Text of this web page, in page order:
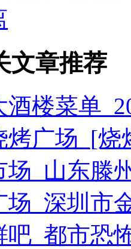
文章推荐
楼菜单
烤广场_[
场_山东滕
场_深圳市
吧_都市恐